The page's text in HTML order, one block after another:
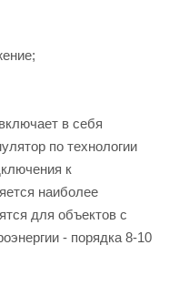
в себя
по технологии
к
наиболее
для объектов с
- порядка 8-10